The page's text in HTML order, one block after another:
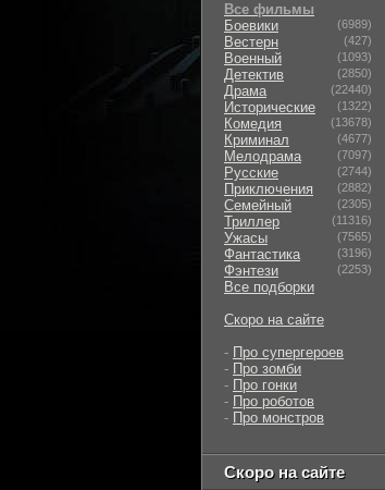
Все фильмы
Боевики
(6989)
Вестерн (427)
Военный (1093)
Детектив (2850)
Драма (22440)
Исторические (1322)
Комедия (13678)
Криминал (4677)
Мелодрама (7097)
Русские (2744)
Приключения (2882)
Семейный (2305)
Триллер (11316)
Ужасы (7565)
Фантастика (3196)
Фэнтези (2253)
Все подборки
Скоро на сайте
- Про супергероев
- Про зомби
- Про гонки
- Про роботов
- Про монстров
Скоро на сайте